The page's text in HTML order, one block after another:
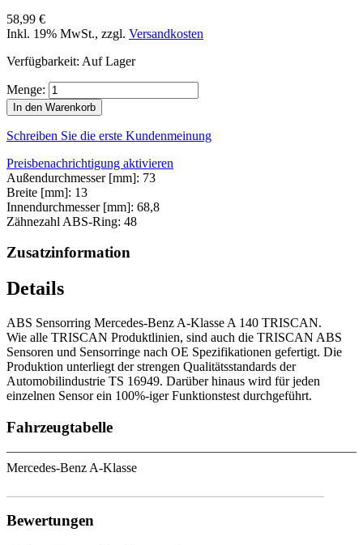
58,99 €
Inkl. 19% MwSt., zzgl. Versandkosten
Verfügbarkeit: Auf Lager
Menge:
In den Warenkorb
Schreiben Sie die erste Kundenmeinung
Preisbenachrichtigung aktivieren
Außendurchmesser [mm]: 73
Breite [mm]: 13
Innendurchmesser [mm]: 68,8
Zähnezahl ABS-Ring: 48
Zusatzinformation
Details
ABS Sensorring Mercedes-Benz A-Klasse A 140 TRISCAN.
Wie alle TRISCAN Produktlinien, sind auch die TRISCAN ABS
Sensoren und Sensorringe nach OE Spezifikationen gefertigt. Die
Produktion unterliegt der strengen Qualitätsstandards der
Automobilindustrie TS 16949. Darüber hinaus wird für jeden
einzelnen Sensor ein 100%-iger Funktionstest durchgeführt.
Fahrzeugtabelle
Mercedes-Benz A-Klasse
Bewertungen